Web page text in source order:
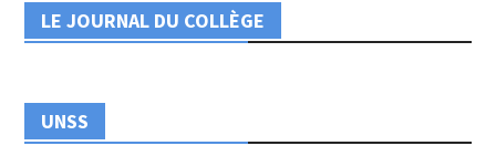
LE JOURNAL DU COLLÈGE
UNSS